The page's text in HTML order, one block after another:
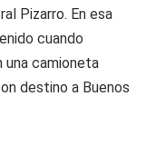
Pizarro. En esa
cuando
una camioneta
destino a Buenos